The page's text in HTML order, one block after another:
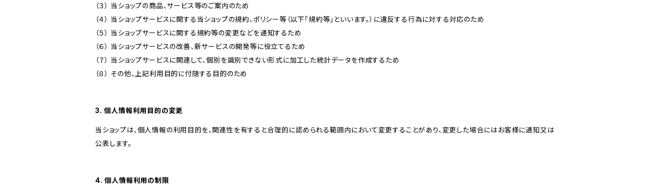
（３） 当ショップの商品、サービス等のご案内のため
（４） 当ショップサービスに関する当ショップの規約、ポリシー等（以下「規約等」といいます。）に違反する行為に対する対応のため
（５） 当ショップサービスに関する規約等の変更などを通知するため
（６） 当ショップサービスの改善、新サービスの開発等に役立てるため
（７） 当ショップサービスに関連して、個別を識別できない形式に加工した統計データを作成するため
（８） その他、上記利用目的に付随する目的のため
3. 個人情報利用目的の変更
当ショップは、個人情報の利用目的を、関連性を有すると合理的に認められる範囲内において変更することがあり、変更した場合にはお客様に通知又は
公表します。
4. 個人情報利用の制限